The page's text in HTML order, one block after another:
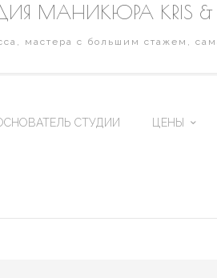
МАНИКЮРА KRIS &
мастера с большим стажем,
СТУДИИ ЦЕНЫ